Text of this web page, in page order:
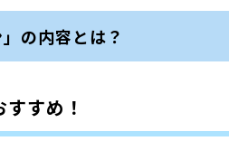
の内容とは？
すめ！